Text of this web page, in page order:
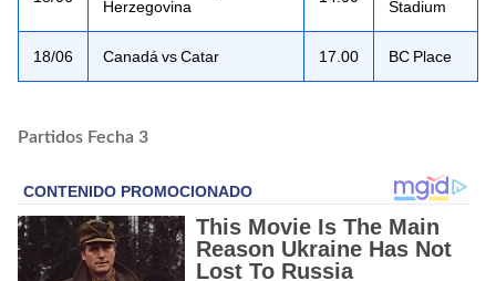
Herzegovina
Stadium
18/06 Canadá vs Catar 17.00 BC Place
Partidos Fecha 3